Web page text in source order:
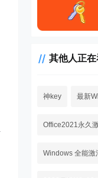
其他人正在
神key 最新
Office2021永久
Windows 全能激